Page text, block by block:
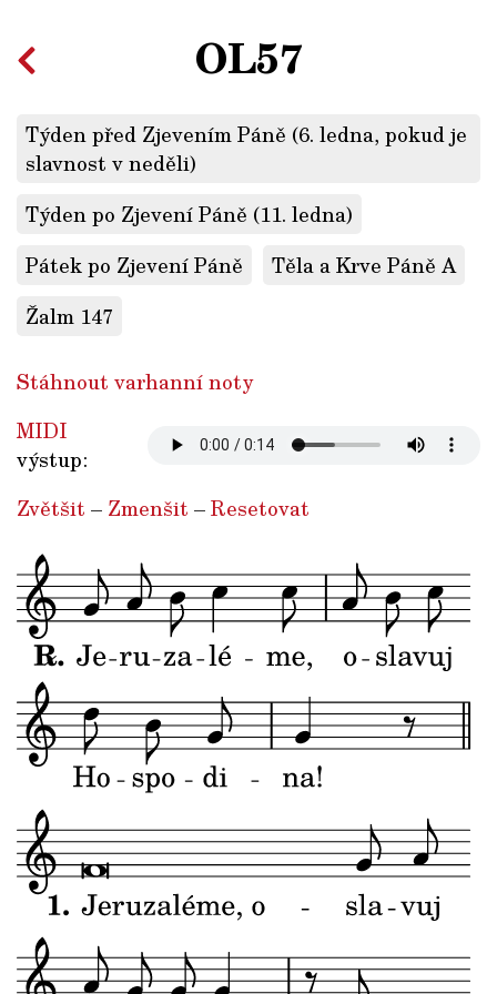
OL57
Týden před Zjevením Páně (6. ledna, pokud je
slavnost v neděli)
Týden po Zjevení Páně (11. ledna)
Pátek po Zjevení Páně
Těla a Krve Páně A
Žalm 147
Stáhnout varhanní noty
MIDI
výstup:
Zvětšit – Zmenšit –Resetovat